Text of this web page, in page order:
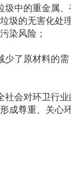
圾中的重金属
圾的无害化处
染风险；
少了原材料的需
社会对环卫行业
成尊重、关心